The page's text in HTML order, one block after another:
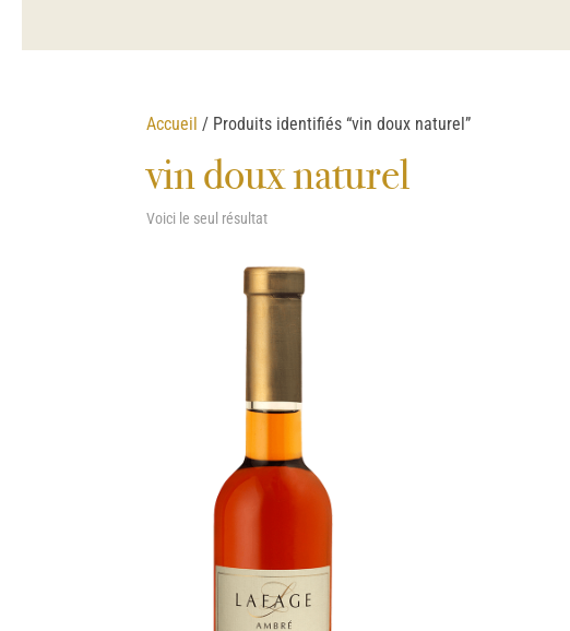
Accueil / Produits identifiés “vin doux naturel”
vin doux naturel
Voici le seul résultat